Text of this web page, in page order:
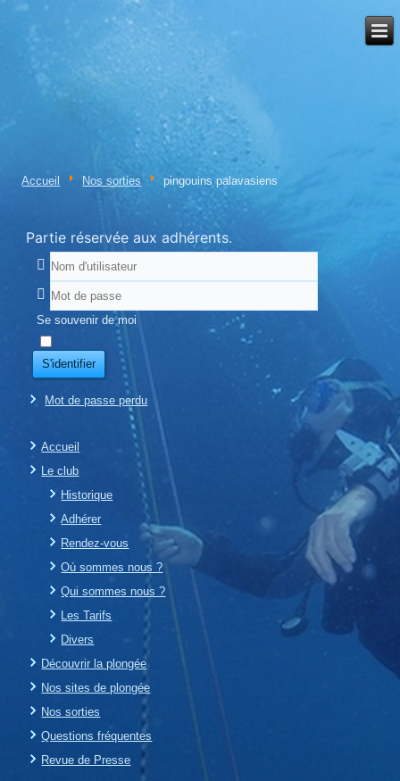
Accueil Nos sorties pingouins palavasiens
Partie réservée aux adhérents.
Se souvenir de moi
S'identifier
Mot de passe perdu
Accueil
Le club
Historique
Adhérer
Rendez-vous
Où sommes nous ?
Qui sommes nous ?
Les Tarifs
Divers
Découvrir la plongée
Nos sites de plongée
Nos sorties
Questions fréquentes
Revue de Presse